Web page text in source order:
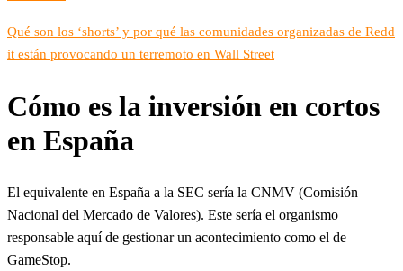
Qué son los ‘shorts’ y por qué las comunidades organizadas de Redd
it están provocando un terremoto en Wall Street
Cómo es la inversión en cortos
en España
El equivalente en España a la SEC sería la CNMV (Comisión
Nacional del Mercado de Valores). Este sería el organismo
responsable aquí de gestionar un acontecimiento como el de
GameStop.